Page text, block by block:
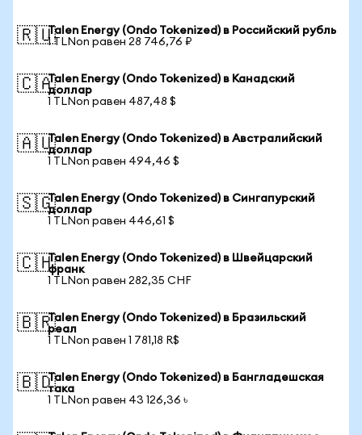
🇷🇺Talen Energy (Ondo Tokenized) в Российский рубль
1 TLNon равен 28 746,76 ₽
🇨🇦Talen Energy (Ondo Tokenized) в Канадский
доллар
1 TLNon равен 487,48 $
🇦🇺Talen Energy (Ondo Tokenized) в Австралийский
доллар
1 TLNon равен 494,46 $
🇸🇬Talen Energy (Ondo Tokenized) в Сингапурский
доллар
1 TLNon равен 446,61 $
🇨🇭Talen Energy (Ondo Tokenized) в Швейцарский
франк
1 TLNon равен 282,35 CHF
🇧🇷Talen Energy (Ondo Tokenized) в Бразильский
реал
1 TLNon равен 1 781,18 R$
🇧🇩Talen Energy (Ondo Tokenized) в Бангладешская
така
1 TLNon равен 43 126,36 ৳